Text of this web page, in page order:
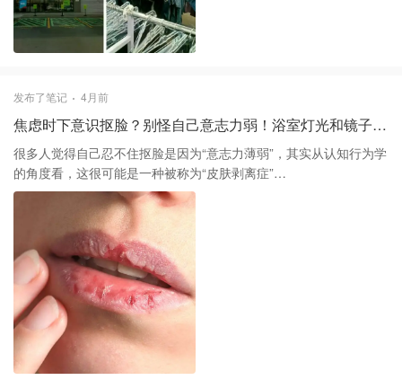
居杂货区以及皮具区，更容易发现惊喜。我前几天在男装区翻到一
件纯羊毛的重磅廓形西装，虽然领口有些尘土，但面料的质感是现
代快时尚完全无法复刻的。而且建议大家尽量避开周末下午的高峰
或周三的上午去，那时候刚补完货，店里也相对安静，能让你有心
思去仔细翻找那些藏在劣质聚酯纤维面料下的硬核单品。 不过有一
点不得不提醒，现在的二手定价确实存在虚高的问题，甚至有些二
手的宜家家居卖得比店里打折时还贵。在结账前一定要习惯性地在
网上搜一下原价，不要被所谓的“复古”光环蒙蔽了双眼。毕竟我们去
二手店的初衷是为了可持续生活和寻找独特感，而不是去交智商
税。对于追求高效率的人来说，这家店的停车场非常宽大，而且靠
近 Weston 车站，交通上确实比市中心那些逼仄的小店要友好得
多。 单品推荐 1️⃣ 重磅羊毛西装：男装区的剪裁通常比女装更扎
实，只要肩膀合适，稍微改下袖长就是现在最流行的低调奢华风。
2️⃣ 纯皮手工短靴：注意检查鞋底磨损程度，很多老牌制鞋工坊的皮
质在经过保养后会有非常迷人的自然光泽。 3️⃣ 复古玻璃器皿：那些
具有年代感的厚重玻璃杯或彩色陶瓷，放在餐桌上瞬间就能提升整
个空间的审美深度。 总的来说，这家店更像是一个大型的社会学观
察场。在这里你能看到流行趋势的兴起与幻灭，也能通过自己的审
发布了笔记 4月前
焦虑时下意识抠脸？别怪自己意志力弱！浴室灯光和镜子才是元凶
很多人觉得自己忍不住抠脸是因为“意志力薄弱”，其实从认知行为学
的角度看，这很可能是一种被称为“皮肤剥离症”
（Dermatillomania）的行为冲动。这种行为往往在焦虑、无聊或者
专注思考时下意识发生，大脑通过这种压力释放来获得短暂的愉悦
替代疗法来重新训练你的大脑反馈机制。 最立竿见影的办法就是建
立物理屏障，让你的手指“无从下手”。只要摸到脸上有一点点凸起，
立刻贴上水胶体痘痘贴。这不只是为了吸收分泌物，更重要的是它
改变了皮肤的触感，当你下意识去摸脸时，指尖触碰的是光滑的塑
料薄膜而不是炎症，这种反馈能瞬间打断你的抠抓冲动。 对于那些
在电脑前工作会不自觉摸脸的人，我建议在指尖戴上那种硅胶指
套，或者干脆修剪掉指甲，把工具的“杀伤力”降到最低。 环境暗示